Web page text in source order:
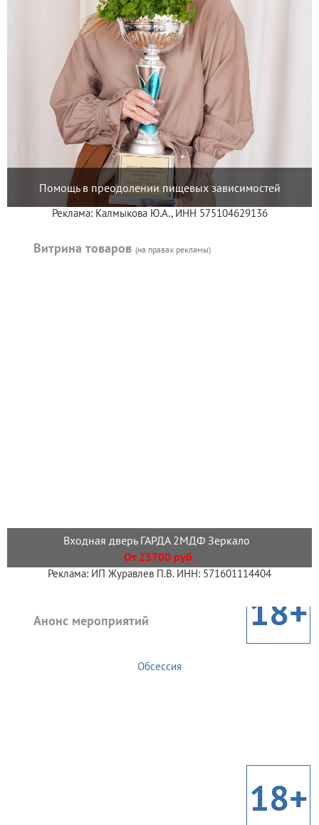
Помощь в преодолении пищевых зависимостей
Реклама: Калмыкова Ю.А., ИНН 575104629136
Витрина товаров (на правах рекламы)
Входная дверь ГАРДА 2МДФ Зеркало
От 25700 руб.
Реклама: ИП Журавлев П.В. ИНН: 571601114404
Анонс мероприятий 18+
Обсессия
18+